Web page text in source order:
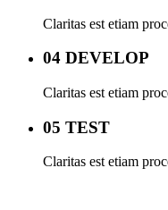
Process
Claritas est etiam
04 DEVELOP
Claritas est etiam
05 TEST
Claritas est etiam